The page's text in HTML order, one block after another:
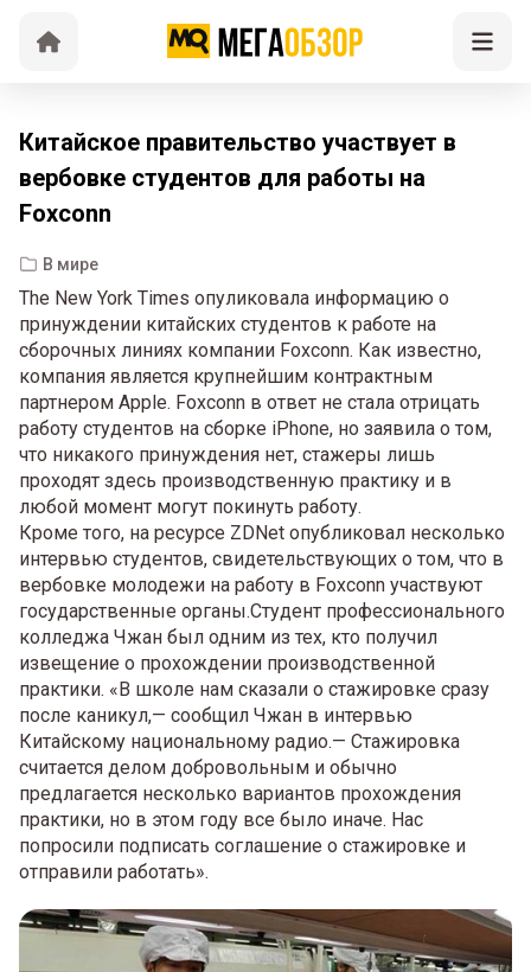
Китайское правительство участвует в
вербовке студентов для работы на
Foxconn
В мире
The New York Times опуликовала информацию о
принуждении китайских студентов к работе на
сборочных линиях компании Foxconn. Как известно,
компания является крупнейшим контрактным
партнером Apple. Foxconn в ответ не стала отрицать
работу студентов на сборке iPhone, но заявила о том,
что никакого принуждения нет, стажеры лишь
проходят здесь производственную практику и в
любой момент могут покинуть работу.
Кроме того, на ресурсе ZDNet опубликовал несколько
интервью студентов, свидетельствующих о том, что в
вербовке молодежи на работу в Foxconn участвуют
государственные органы.Студент профессионального
колледжа Чжан был одним из тех, кто получил
извещение о прохождении производственной
практики. «В школе нам сказали о стажировке сразу
после каникул,— сообщил Чжан в интервью
Китайскому национальному радио.— Стажировка
считается делом добровольным и обычно
предлагается несколько вариантов прохождения
практики, но в этом году все было иначе. Нас
попросили подписать соглашение о стажировке и
отправили работать».